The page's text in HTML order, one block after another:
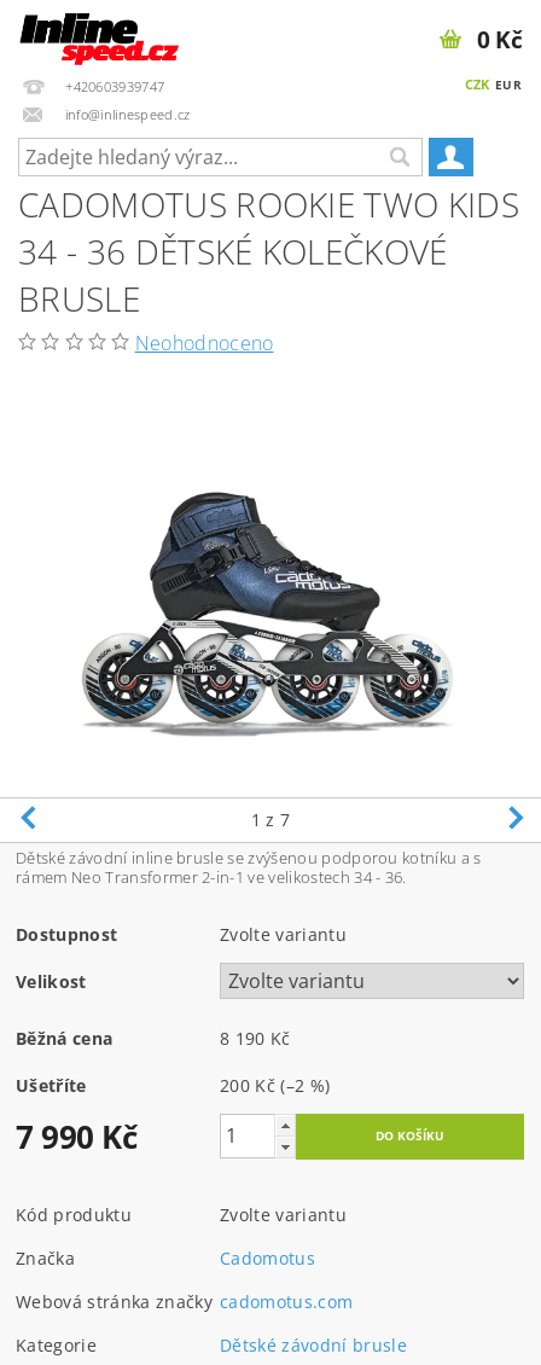
+420603939747
info@inlinespeed.cz
CZK EUR
0 Kč
CADOMOTUS ROOKIE TWO KIDS
34 - 36 DĚTSKÉ KOLEČKOVÉ
BRUSLE
Neohodnoceno
1 z 7
Dětské závodní inline brusle se zvýšenou podporou kotníku a s
rámem Neo Transformer 2-in-1 ve velikostech 34 - 36.
Dostupnost Zvolte variantu
Velikost
Běžná cena 8 190 Kč
Ušetříte 200 Kč(–2 %)
7 990 Kč
Kód produktu
Zvolte variantu
Značka
Cadomotus
Webová stránka značky cadomotus.com
Kategorie
Dětské závodní brusle